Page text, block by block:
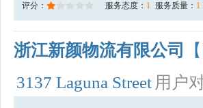
评分： 服务态度： 1 服务质量： 1
浙江新颜物流有限公司
3137 Laguna Street 用户